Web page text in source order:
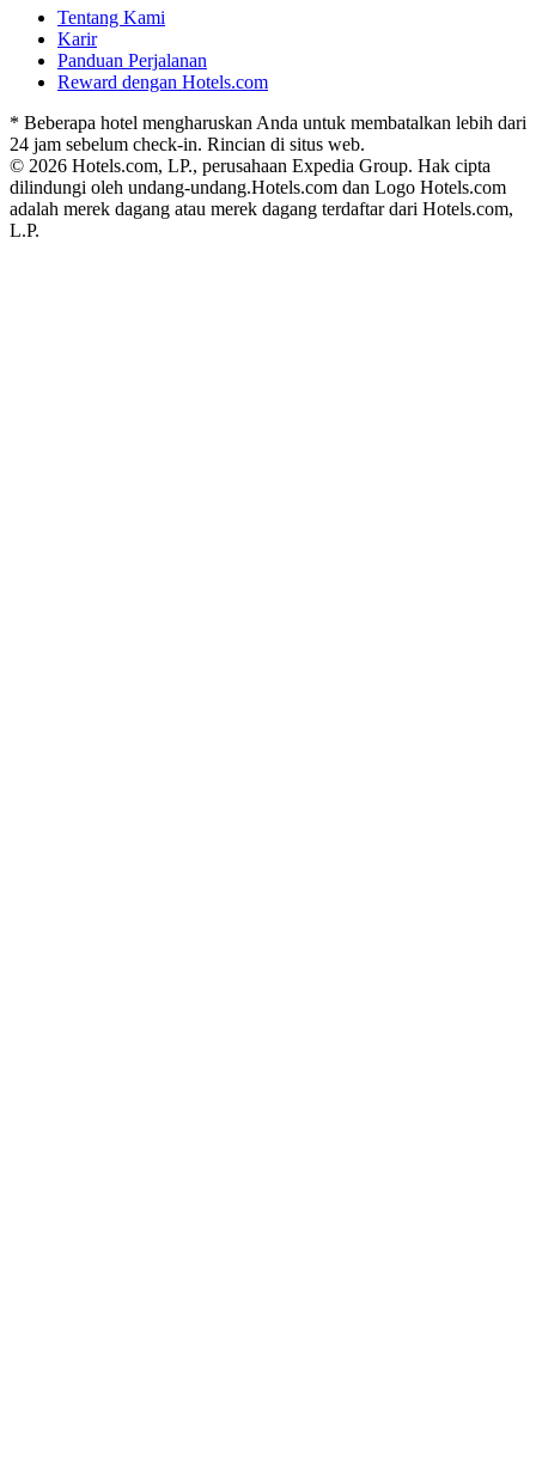
Tentang Kami
Karir
Panduan Perjalanan
Reward dengan Hotels.com
* Beberapa hotel mengharuskan Anda untuk membatalkan lebih dari
24 jam sebelum check-in. Rincian di situs web.
© 2026 Hotels.com, LP., perusahaan Expedia Group. Hak cipta
dilindungi oleh undang-undang.Hotels.com dan Logo Hotels.com
adalah merek dagang atau merek dagang terdaftar dari Hotels.com,
L.P.